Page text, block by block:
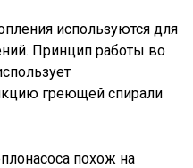
используются для
Принцип работы во
греющей спирали
похож на